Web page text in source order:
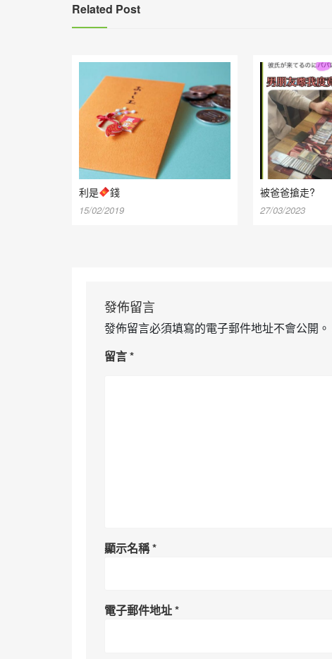
Related Post
利是 錢
15/02/2019
被爸爸搶走?
27/03/2023
發佈留言
發佈留言必須填寫的電子郵件地址不會公開。
留言*
顯示名稱*
電子郵件地址*